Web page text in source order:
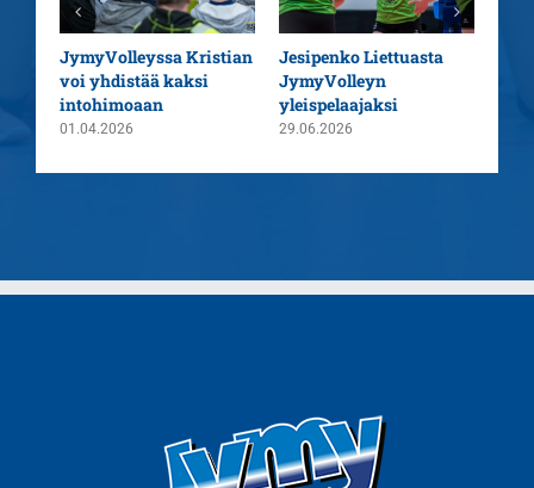
JymyVolleyssa Kristian
voi yhdistää kaksi
intohimoaan
01.04.2026
Jesipenko Liettuasta
JymyVolleyn
yleispelaajaksi
29.06.2026